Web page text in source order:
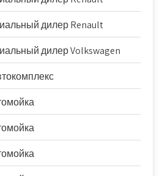
дилер Renault
дилер Volkswagen